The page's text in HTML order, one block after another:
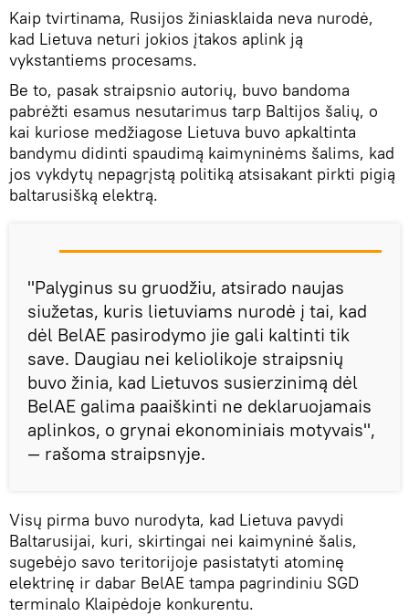
Kaip tvirtinama, Rusijos žiniasklaida neva nurodė,
kad Lietuva neturi jokios įtakos aplink ją
vykstantiems procesams.
Be to, pasak straipsnio autorių, buvo bandoma
pabrėžti esamus nesutarimus tarp Baltijos šalių, o
kai kuriose medžiagose Lietuva buvo apkaltinta
bandymu didinti spaudimą kaimyninėms šalims, kad
jos vykdytų nepagrįstą politiką atsisakant pirkti pigią
baltarusišką elektrą.
"Palyginus su gruodžiu, atsirado naujas
siužetas, kuris lietuviams nurodė į tai, kad
dėl BelAE pasirodymo jie gali kaltinti tik
save. Daugiau nei keliolikoje straipsnių
buvo žinia, kad Lietuvos susierzinimą dėl
BelAE galima paaiškinti ne deklaruojamais
aplinkos, o grynai ekonominiais motyvais",
— rašoma straipsnyje.
Visų pirma buvo nurodyta, kad Lietuva pavydi
Baltarusijai, kuri, skirtingai nei kaimyninė šalis,
sugebėjo savo teritorijoje pasistatyti atominę
elektrinę ir dabar BelAE tampa pagrindiniu SGD
terminalo Klaipėdoje konkurentu.